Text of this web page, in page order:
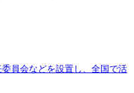
員会などを設置し、全国で活